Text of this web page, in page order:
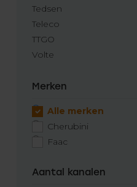
Tedsen
Teleco
TTGO
Volte
Merken
Alle merken
Cherubini
Faac
Aantal kanalen